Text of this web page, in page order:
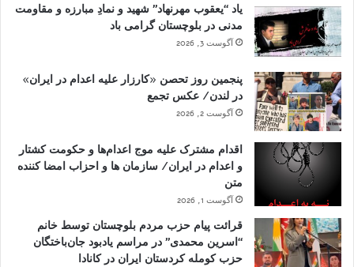
یاد “یعقوب مهرنهاد” شهید و نمادِ مبارزه و مقاومت
مدنی در بلوچستان گرامی باد
آگوست 3, 2026
پنجمین روز تحصن «کارزار علیه اعدام در ایران»
در لندن/ عکس تجمع
آگوست 2, 2026
اقدام مشترک علیه موج اعدام‌ها و حکومت کشتار
و اعدام در ایران/ سازمان ها و احزاب امضا کننده
متن
آگوست 1, 2026
قرائت پیام حزب مردم بلوچستان توسط خانم
“اسرین محمدی” در مراسم یادبود جان‌باختگان
حزب کومله کردستان ایران در کانادا